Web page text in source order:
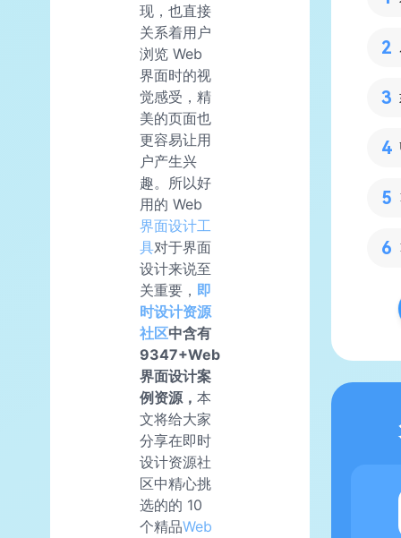
现，也直接
关系着用户
浏览 Web
界面时的视
觉感受，精
美的页面也
更容易让用
户产生兴
趣。所以好
用的 Web
界面设计工
具对于界面
设计来说至
关重要， 即
时设计资源
社区中含有
9347+Web
界面设计案
例资源， 本
文将给大家
分享在即时
设计资源社
区中精心挑
选的的 10
个精品Web